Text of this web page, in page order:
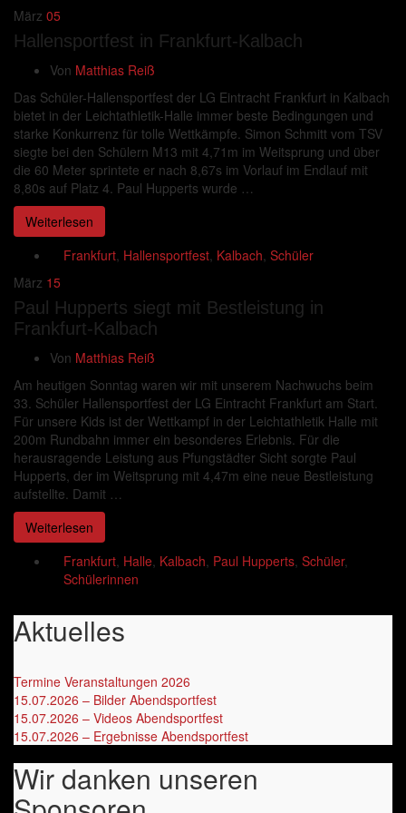
März 05
Hallensportfest in Frankfurt-Kalbach
Von Matthias Reiß
Das Schüler-Hallensportfest der LG Eintracht Frankfurt in Kalbach
bietet in der Leichtathletik-Halle immer beste Bedingungen und
starke Konkurrenz für tolle Wettkämpfe. Simon Schmitt vom TSV
siegte bei den Schülern M13 mit 4,71m im Weitsprung und über
die 60 Meter sprintete er nach 8,67s im Vorlauf im Endlauf mit
8,80s auf Platz 4. Paul Hupperts wurde …
Weiterlesen
Frankfurt, Hallensportfest, Kalbach, Schüler
März 15
Paul Hupperts siegt mit Bestleistung in
Frankfurt-Kalbach
Von Matthias Reiß
Am heutigen Sonntag waren wir mit unserem Nachwuchs beim
33. Schüler Hallensportfest der LG Eintracht Frankfurt am Start.
Für unsere Kids ist der Wettkampf in der Leichtathletik Halle mit
200m Rundbahn immer ein besonderes Erlebnis. Für die
herausragende Leistung aus Pfungstädter Sicht sorgte Paul
Hupperts, der im Weitsprung mit 4,47m eine neue Bestleistung
aufstellte. Damit …
Weiterlesen
Frankfurt, Halle, Kalbach, Paul Hupperts, Schüler,
Schülerinnen
Aktuelles
Termine Veranstaltungen 2026
15.07.2026 – Bilder Abendsportfest
15.07.2026 – Videos Abendsportfest
15.07.2026 – Ergebnisse Abendsportfest
Wir danken unseren